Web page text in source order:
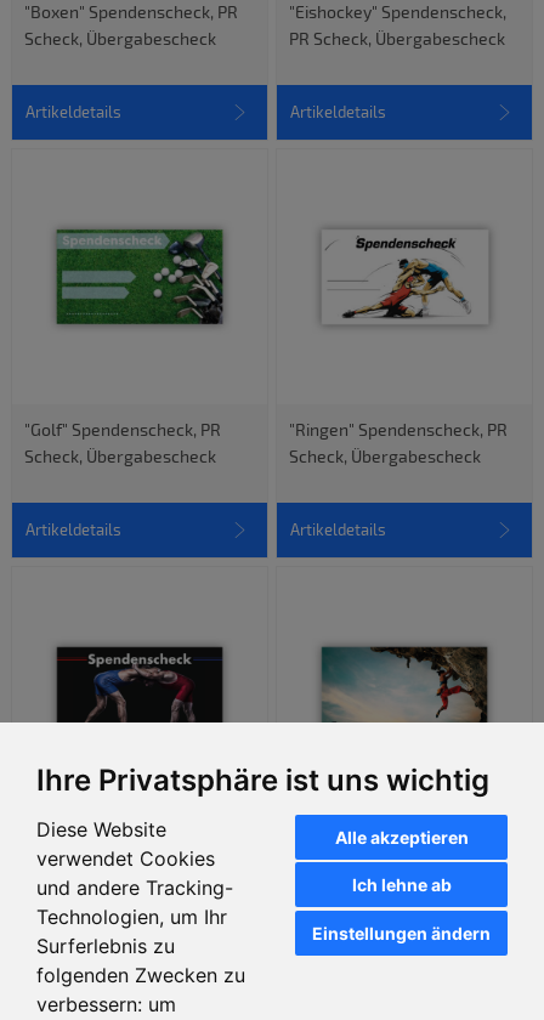
Ihre Privatsphäre ist uns wichtig
Diese Website
verwendet Cookies
und andere Tracking-
Technologien, um Ihr
Surferlebnis zu
folgenden Zwecken zu
verbessern: um
Alle akzeptieren
Ich lehne ab
Einstellungen ändern
"Boxen" Spendenscheck, PR
Scheck, Übergabescheck
Artikeldetails
"Eishockey" Spendenscheck,
PR Scheck, Übergabescheck
Artikeldetails
"Golf" Spendenscheck, PR
Scheck, Übergabescheck
Artikeldetails
"Ringen" Spendenscheck, PR
Scheck, Übergabescheck
Artikeldetails
"Wrestling" Spendenscheck,
PR Scheck, Übergabescheck
Artikeldetails
"Klettern" Spendenscheck, PR
Scheck, Übergabescheck
Artikeldetails